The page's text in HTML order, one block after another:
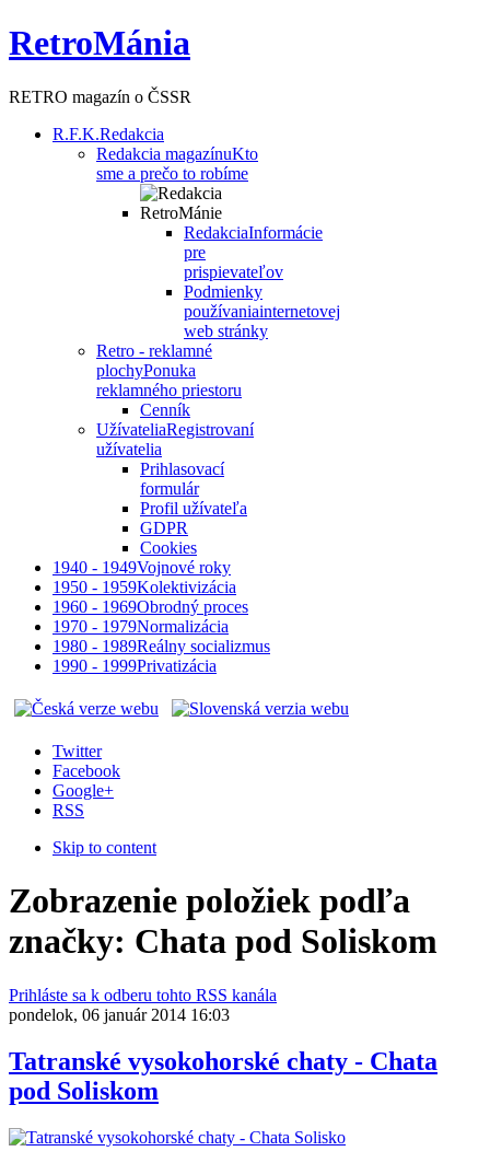
RetroMánia
RETRO magazín o ČSSR
R.F.K.Redakcia
Redakcia magazínuKto
sme a prečo to robíme
RedakciaInformácie
pre
prispievateľov
Podmienky
používaniainternetovej
web stránky
Retro - reklamné
plochyPonuka
reklamného priestoru
Cenník
UžívateliaRegistrovaní
užívatelia
Prihlasovací
formulár
Profil užívateľa
GDPR
Cookies
1940 - 1949Vojnové roky
1950 - 1959Kolektivizácia
1960 - 1969Obrodný proces
1970 - 1979Normalizácia
1980 - 1989Reálny socializmus
1990 - 1999Privatizácia
Twitter
Facebook
Google+
RSS
Skip to content
Zobrazenie položiek podľa
značky: Chata pod Soliskom
Prihláste sa k odberu tohto RSS kanála
pondelok, 06 január 2014 16:03
Tatranské vysokohorské chaty - Chata
pod Soliskom